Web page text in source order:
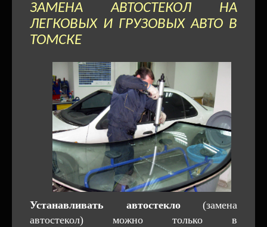
ЗАМЕНА АВТОСТЕКОЛ НА
ЛЕГКОВЫХ И ГРУЗОВЫХ АВТО В
ТОМСКЕ
Устанавливать автостекло(замена
автостекол) можно только в